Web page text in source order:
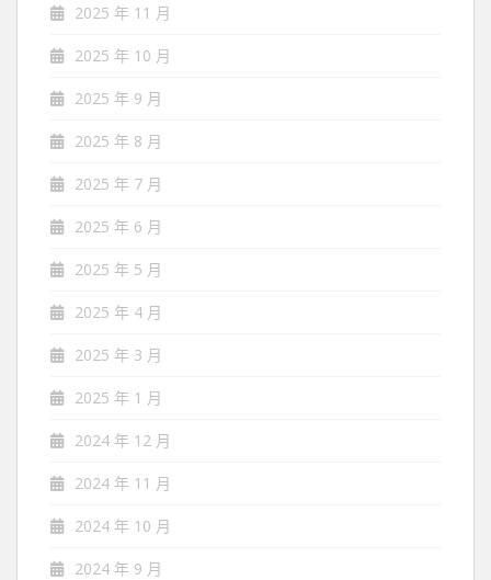
2025 年 11 月
2025 年 10 月
2025 年 9 月
2025 年 8 月
2025 年 7 月
2025 年 6 月
2025 年 5 月
2025 年 4 月
2025 年 3 月
2025 年 1 月
2024 年 12 月
2024 年 11 月
2024 年 10 月
2024 年 9 月